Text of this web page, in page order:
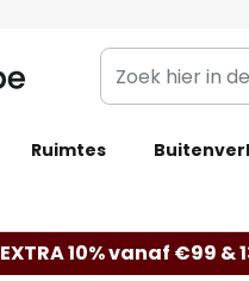
Zoek
hier
de
Ruimtes
EXTRA 10% vanaf €99 &